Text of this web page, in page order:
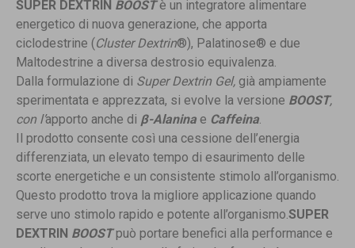
SUPER DEXTRIN BOOSTè un integratore alimentare
energetico di nuova generazione, che apporta
ciclodestrine (Cluster Dex­trin®), Palatinose® e due
Maltodestrine a diversa destrosio equivalenza.
Dalla formulazione di Super Dextrin Gel, già ampiamente
sperimentata e apprezzata, si evolve la versione BOOST,
con l’apporto anche di β-Alanina e Caffeina.
Il prodotto consente così una cessione dell’energia
differenziata, un elevato tempo di esaurimento delle
scorte energetiche e un consistente stimolo all’organismo.
Questo prodotto trova la migliore applicazione quando
serve uno stimolo rapido e potente all’organismo.SUPER
DEXTRIN BOOSTpuò portare benefici alla performance e